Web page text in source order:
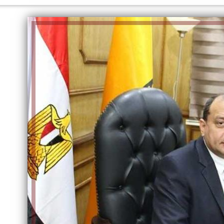
إلهام شرشر تكتب: «صلاح» ملك
المحبة.. رسول السلام والإنسانية
إلهام شرشر تكتب: دي مبقتش كورة..
دي سياسة